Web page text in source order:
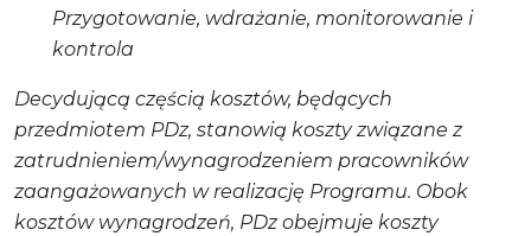
Przygotowanie, wdrażanie, monitorowanie i
kontrola
Decydującą częścią kosztów, będących
przedmiotem PDz, stanowią koszty związane z
zatrudnieniem/wynagrodzeniem pracowników
zaangażowanych w realizację Programu. Obok
kosztów wynagrodzeń, PDz obejmuje koszty